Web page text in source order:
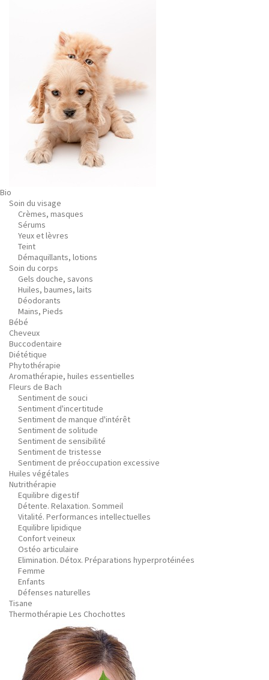
Bio
Soin du visage
Crèmes, masques
Sérums
Yeux et lèvres
Teint
Démaquillants, lotions
Soin du corps
Gels douche, savons
Huiles, baumes, laits
Déodorants
Mains, Pieds
Bébé
Cheveux
Buccodentaire
Diététique
Phytothérapie
Aromathérapie, huiles essentielles
Fleurs de Bach
Sentiment de souci
Sentiment d'incertitude
Sentiment de manque d'intérêt
Sentiment de solitude
Sentiment de sensibilité
Sentiment de tristesse
Sentiment de préoccupation excessive
Huiles végétales
Nutrithérapie
Equilibre digestif
Détente. Relaxation. Sommeil
Vitalité. Performances intellectuelles
Equilibre lipidique
Confort veineux
Ostéo articulaire
Elimination. Détox. Préparations hyperprotéinées
Femme
Enfants
Défenses naturelles
Tisane
Thermothérapie Les Chochottes